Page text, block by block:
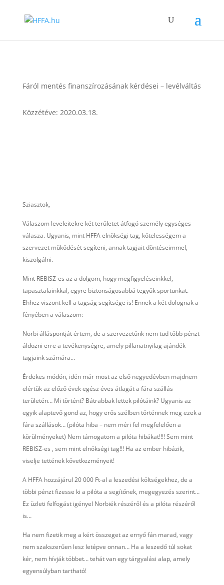
Fáról mentés finanszírozásának kérdései – levélváltás
Közzétéve: 2020.03.18.
Sziasztok,
Válaszom leveleitekre két területet átfogó személy egységes
válasza. Ugyanis, mint HFFA elnökségi tag, kötelességem a
szervezet müködését segíteni, annak tagjait döntéseimmel,
kiszolgálni.
Mint REBISZ-es az a dolgom, hogy megfigyeléseinkkel,
tapasztalainkkal, egyre biztonságosabbá tegyük sportunkat.
Ehhez viszont kell a tagság segítsége is! Ennek a két dolognak a
fényében a válaszom:
Norbi álláspontját értem, de a szervezetünk nem tud több pénzt
áldozni erre a tevékenységre, amely pillanatnyilag ajándék
tagjaink számára…
Érdekes módón, idén már most az első negyedévben majdnem
elértük az előző évek egész éves átlagát a fára szállás
területén… Mi történt? Bátrabbak lettek pilótáink? Ugyanis az
egyik alaptevő gond az, hogy erős szélben történnek meg ezek a
fára szállások… (pilóta hiba – nem méri fel megfelelően a
körülményeket) Nem támogatom a pilóta hibákat!!!! Sem mint
REBISZ-es , sem mint elnökségi tag!!! Ha az ember hibázik,
viselje tettének következményeit!
A HFFA hozzájárul 20 000 Ft-al a leszedési költségekhez, de a
többi pénzt fizesse ki a pilóta a segítőnek, megegyezés szerint…
Ez üzleti felfogást igényel Norbiék részéről és a pilóta részéről
is…
Ha nem fizetik meg a kért összeget az ernyő fán marad, vagy
nem szakszerűen lesz letépve onnan… Ha a leszedő túl sokat
kér, nem hívják többet… tehát van egy tárgyalási alap, amely
egyensúlyban tartható!